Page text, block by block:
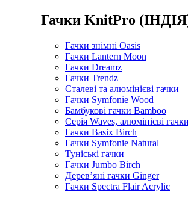
Гачки KnitPro
Гачки знімні Oasis
Гачки Lantern Moon
Гачки Dreamz
Гачки Trendz
Сталеві та алюмінієві гачки
Гачки Symfonie Wood
Бамбукові гачки Bamboo
Серія Waves, алюмінієві гачки
Гачки Basix Birch
Гачки Symfonie Natural
Туніські гачки
Гачки Jumbo Birch
Дерев’яні гачки Ginger
Гачки Spectra Flair Acrylic